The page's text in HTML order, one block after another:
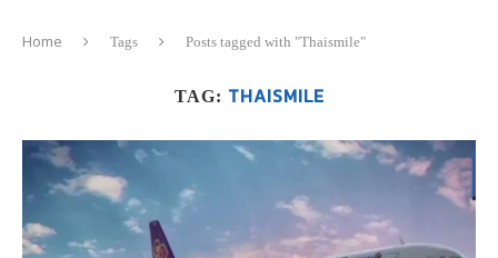
Home Tags Posts tagged with "Thaismile"
TAG: THAISMILE